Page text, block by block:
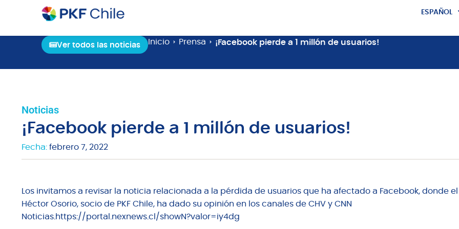
ESPAÑOL
ENGLISH
Ver todos las noticias Inicio Prensa ¡Facebook pierde a 1 millón de usuarios!
Noticias
¡Facebook pierde a 1 millón de usuarios!
Fecha: febrero 7, 2022
Los invitamos a revisar la noticia relacionada a la pérdida de usuarios que ha afectado a Facebook, donde el
Héctor Osorio, socio de PKF Chile, ha dado su opinión en los canales de CHV y CNN
Noticias.https://portal.nexnews.cl/showN?valor=iy4dg